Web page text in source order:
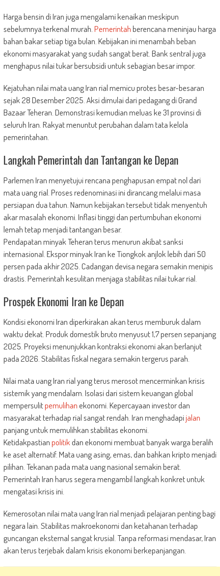
Harga bensin di Iran juga mengalami kenaikan meskipun
sebelumnya terkenal murah.Pemerintahberencana meninjau harga
bahan bakar setiap tiga bulan. Kebijakan ini menambah beban
ekonomi masyarakat yang sudah sangat berat. Bank sentral juga
menghapus nilai tukar bersubsidi untuk sebagian besar impor.
Kejatuhan nilai mata uang Iran rial memicu protes besar-besaran
sejak 28 Desember 2025. Aksi dimulai dari pedagang di Grand
Bazaar Teheran. Demonstrasi kemudian meluas ke 31 provinsi di
seluruh Iran. Rakyat menuntut perubahan dalam tata kelola
pemerintahan.
Langkah Pemerintah dan Tantangan ke Depan
Parlemen Iran menyetujui rencana penghapusan empat nol dari
mata uang rial. Proses redenominasi ini dirancang melalui masa
persiapan dua tahun. Namun kebijakan tersebut tidak menyentuh
akar masalah ekonomi. Inflasi tinggi dan pertumbuhan ekonomi
lemah tetap menjadi tantangan besar.
Pendapatan minyak Teheran terus menurun akibat sanksi
internasional. Ekspor minyak Iran ke Tiongkok anjlok lebih dari 50
persen pada akhir 2025. Cadangan devisa negara semakin menipis
drastis. Pemerintah kesulitan menjaga stabilitas nilai tukar rial.
Prospek Ekonomi Iran ke Depan
Kondisi ekonomi Iran diperkirakan akan terus memburuk dalam
waktu dekat. Produk domestik bruto menyusut 1,7 persen sepanjang
2025. Proyeksi menunjukkan kontraksi ekonomi akan berlanjut
pada 2026. Stabilitas fiskal negara semakin tergerus parah.
Nilai mata uang Iran rial yang terus merosot mencerminkan krisis
sistemik yang mendalam. Isolasi dari sistem keuangan global
mempersulitpemulihanekonomi. Kepercayaan investor dan
masyarakat terhadap rial sangat rendah. Iran menghadapijalan
panjang untuk memulihkan stabilitas ekonomi.
Ketidakpastianpolitikdan ekonomi membuat banyak warga beralih
ke aset alternatif. Mata uang asing, emas, dan bahkan kripto menjadi
pilihan. Tekanan pada mata uang nasional semakin berat.
Pemerintah Iran harus segera mengambil langkah konkret untuk
mengatasi krisis ini.
Kemerosotan nilai mata uang Iran rial menjadi pelajaran penting bagi
negara lain. Stabilitas makroekonomi dan ketahanan terhadap
guncangan eksternal sangat krusial. Tanpa reformasi mendasar, Iran
akan terus terjebak dalam krisis ekonomi berkepanjangan.